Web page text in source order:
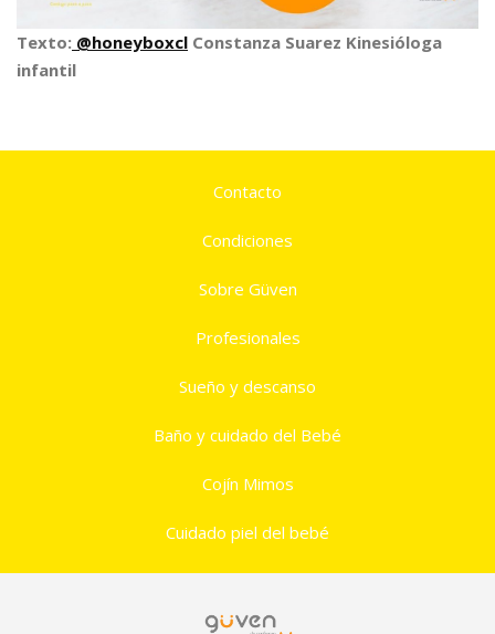
Texto: @honeyboxcl Constanza Suarez Kinesióloga
infantil
Contacto
Condiciones
Sobre Güven
Profesionales
Sueño y descanso
Baño y cuidado del Bebé
Cojín Mimos
Cuidado piel del bebé